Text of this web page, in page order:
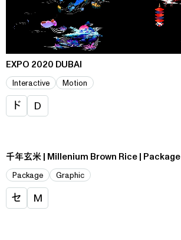
EXPO 2020 DUBAI
Interactive Motion
ド D
千年玄米 | Millenium Brown Rice | Package
Package Graphic
セ M